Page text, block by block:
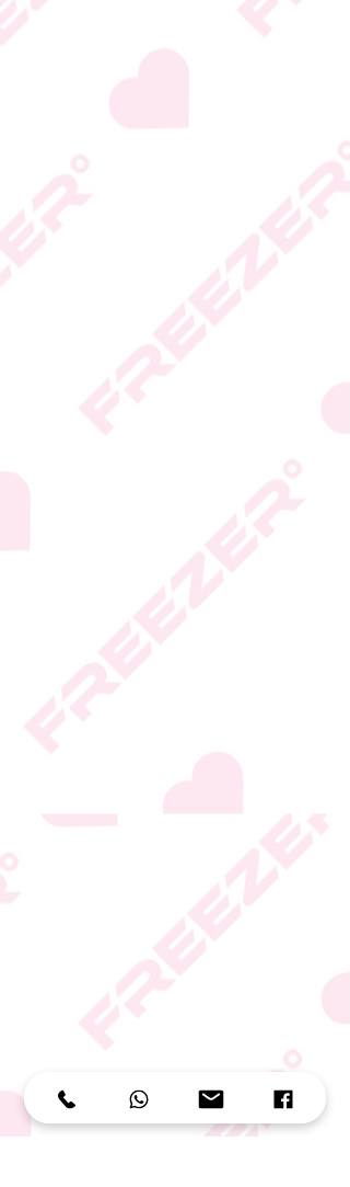
* טעות סופר בתיאור המוצר
או במחירו לא תחייב את